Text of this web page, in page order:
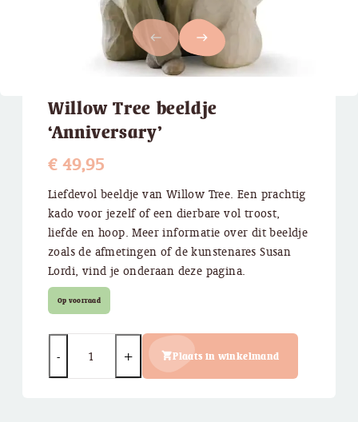
west east
Willow Tree beeldje
‘Anniversary’
€49,95
Liefdevol beeldje van Willow Tree. Een prachtig
kado voor jezelf of een dierbare vol troost,
liefde en hoop. Meer informatie over dit beeldje
zoals de afmetingen of de kunstenares Susan
Lordi, vind je onderaan deze pagina.
Op voorraad
Plaats in winkelmand